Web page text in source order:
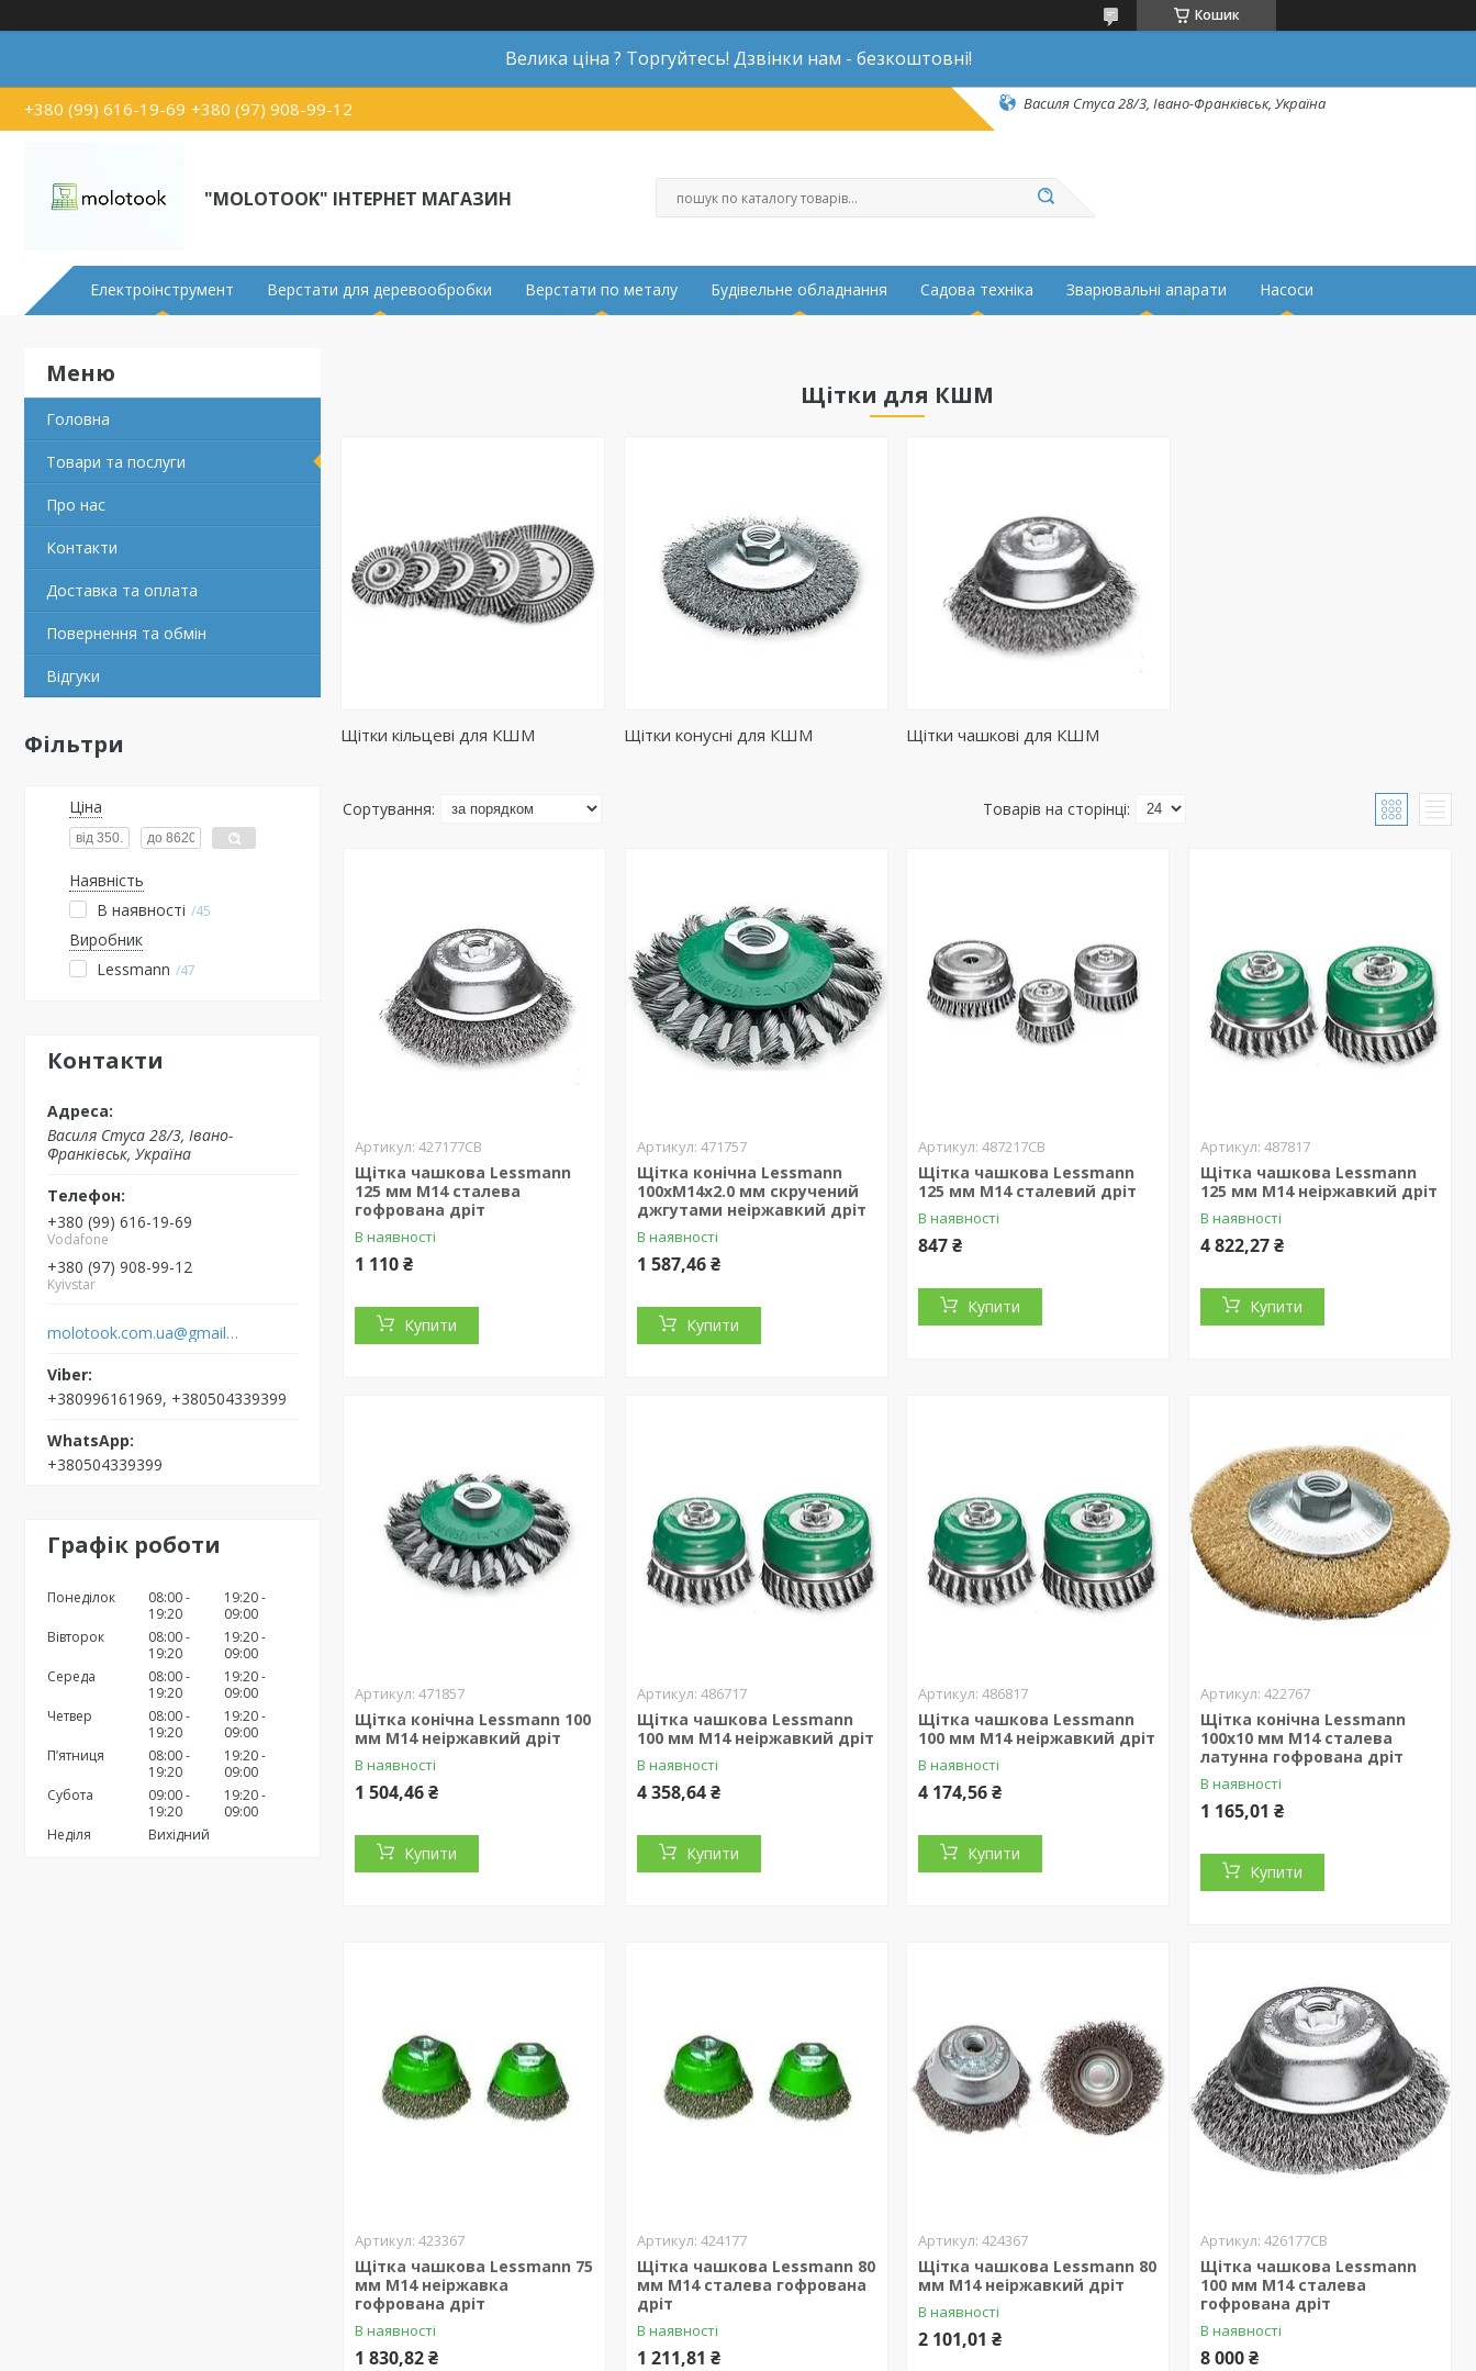
Кошик
Велика ціна ? Торгуйтесь! Дзвінки нам - безкоштовні!
+380 (99) 616-19-69 +380 (97) 908-99-12 Василя Стуса 28/3, Івано-Франківськ, Україна
"MOLOTOOK" ІНТЕРНЕТ МАГАЗИН
Електроінструмент Верстати для деревообробки Верстати по металу Будівельне обладнання Садова техніка Зварювальні апарати Насоси
Головна
Товари та послуги
Про нас
Контакти
Доставка та оплата
Повернення та обмін
Відгуки
Фільтри
Ціна
Наявність
В наявності
45
Виробник
Lessmann
47
Контакти
Василя Стуса 28/3, Івано-
Франківськ, Україна
+380 (99) 616-19-69
Vodafone
+380 (97) 908-99-12
Kyivstar
molotook.com.ua@gmail.com
+380996161969, +380504339399
+380504339399
Графік роботи
Понеділок
08:00
19:20
19:20
09:00
Вівторок
08:00
19:20
19:20
09:00
Середа
08:00
19:20
19:20
09:00
Четвер
08:00
19:20
19:20
09:00
Пʼятниця
08:00
19:20
19:20
09:00
Субота
09:00
19:20
19:20
09:00
Неділя
Вихідний
Щітки для КШМ
Щітки кільцеві для КШМ Щітки конусні для КШМ Щітки чашкові для КШМ
427177CB
Щітка чашкова Lessmann
125 мм М14 сталева
гофрована дріт
В наявності
1 110 ₴
Купити
471757
Щітка конічна Lessmann
100хМ14х2.0 мм скручений
джгутами неіржавкий дріт
В наявності
1 587,46 ₴
Купити
487217CB
Щітка чашкова Lessmann
125 мм М14 сталевий дріт
В наявності
847 ₴
Купити
487817
Щітка чашкова Lessmann
125 мм М14 неіржавкий дріт
В наявності
4 822,27 ₴
Купити
471857
Щітка конічна Lessmann 100
мм М14 неіржавкий дріт
В наявності
1 504,46 ₴
Купити
486717
Щітка чашкова Lessmann
100 мм М14 неіржавкий дріт
В наявності
4 358,64 ₴
Купити
486817
Щітка чашкова Lessmann
100 мм М14 неіржавкий дріт
В наявності
4 174,56 ₴
Купити
422767
Щітка конічна Lessmann
100х10 мм М14 сталева
латунна гофрована дріт
В наявності
1 165,01 ₴
Купити
423367
Щітка чашкова Lessmann 75
мм М14 неіржавка
гофрована дріт
В наявності
1 830,82 ₴
424177
Щітка чашкова Lessmann 80
мм М14 сталева гофрована
дріт
В наявності
1 211,81 ₴
424367
Щітка чашкова Lessmann 80
мм М14 неіржавкий дріт
В наявності
2 101,01 ₴
426177CB
Щітка чашкова Lessmann
100 мм М14 сталева
гофрована дріт
В наявності
8 000 ₴